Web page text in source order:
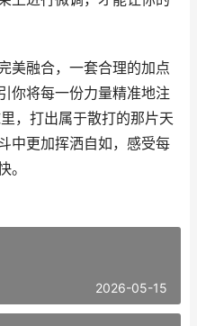
美融合，一套合理的加点
你将每一份力量精准地注
，打出属于散打的那片天
中更加挥洒自如，感受每
。
2026-05-15